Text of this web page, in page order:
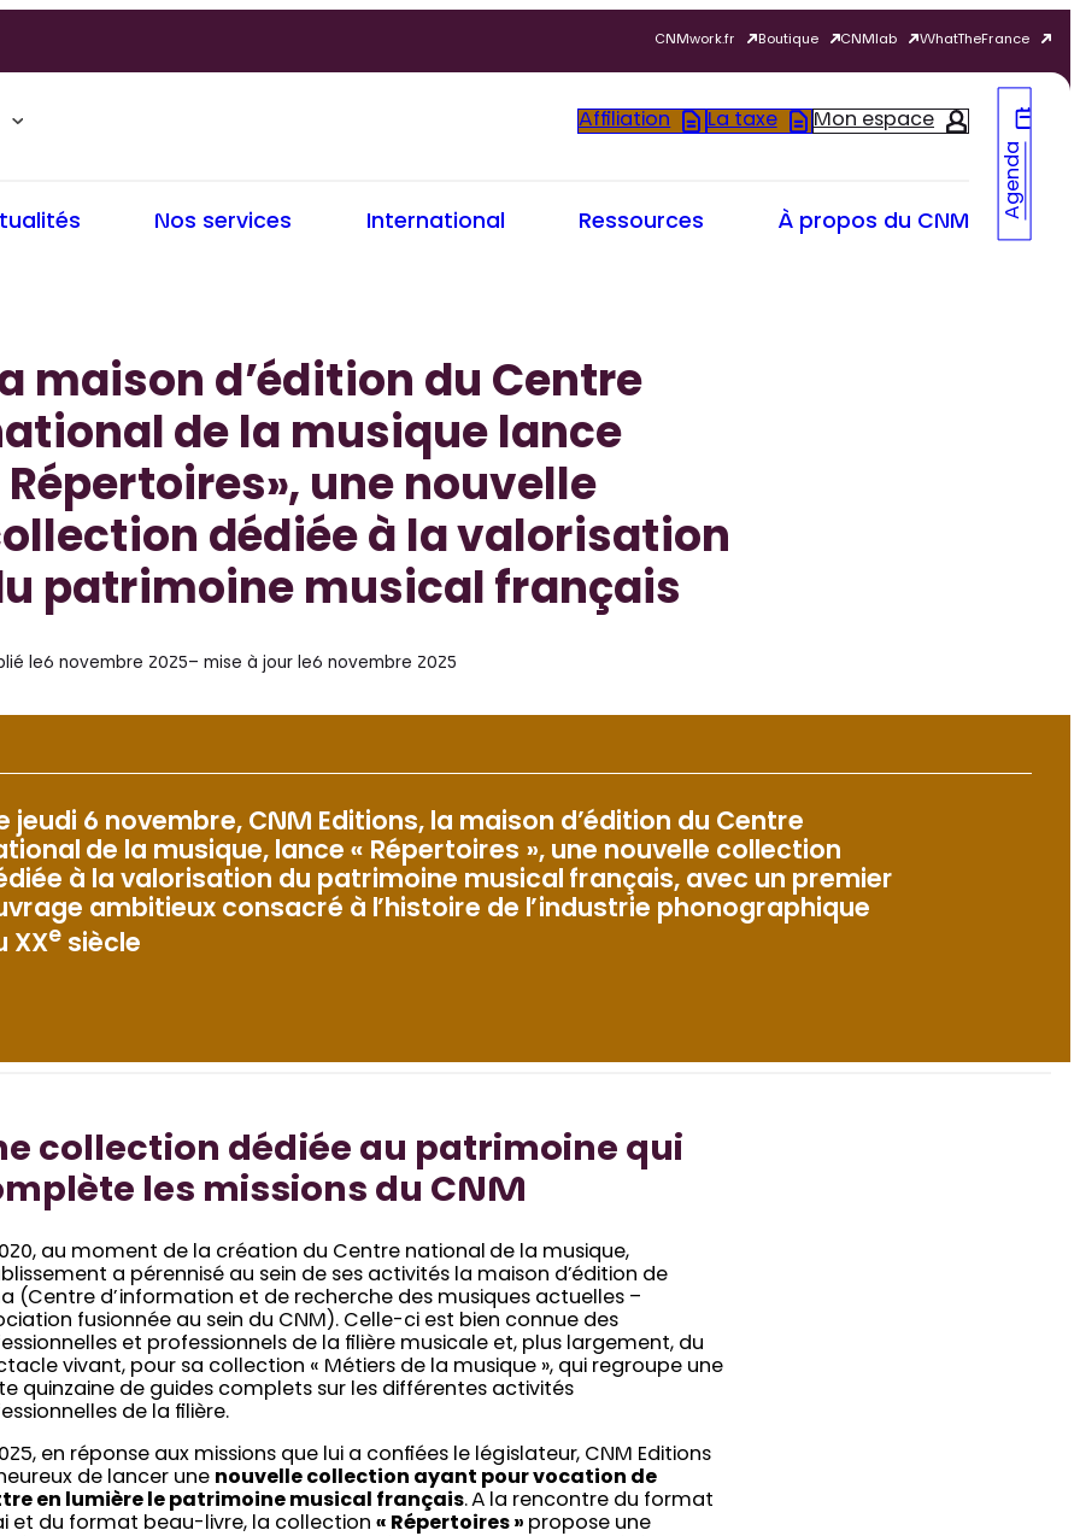
CNMwork.fr Boutique CNMlab WhatTheFrance
Affiliation La taxe Mon espace
Nos services International Ressources À propos du CNM
Agenda
maison d’édition du Centre
de la musique lance
Répertoires», une nouvelle
dédiée à la valorisation
patrimoine musical français
le6 novembre 2025– mise à jour le6 novembre 2025
jeudi 6 novembre, CNM Editions, la maison d’édition du Centre
de la musique, lance « Répertoires », une nouvelle collection
à la valorisation du patrimoine musical français, avec un premier
ambitieux consacré à l’histoire de l’industrie phonographique
XXe siècle
collection dédiée au patrimoine qui
les missions du CNM
au moment de la création du Centre national de la musique,
a pérennisé au sein de ses activités la maison d’édition de
(Centre d’information et de recherche des musiques actuelles –
fusionnée au sein du CNM). Celle-ci est bien connue des
et professionnels de la filière musicale et, plus largement, du
vivant, pour sa collection « Métiers de la musique », qui regroupe une
quinzaine de guides complets sur les différentes activités
de la filière.
en réponse aux missions que lui a confiées le législateur, CNM Editions
de lancer une nouvelle collection ayant pour vocation de
en lumière le patrimoine musical français. A la rencontre du format
et du format beau-livre, la collection« Répertoires » propose une